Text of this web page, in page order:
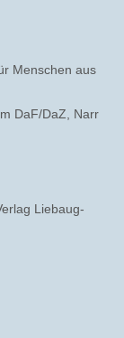
Menschen aus
DaF/DaZ, Narr
Liebaug-